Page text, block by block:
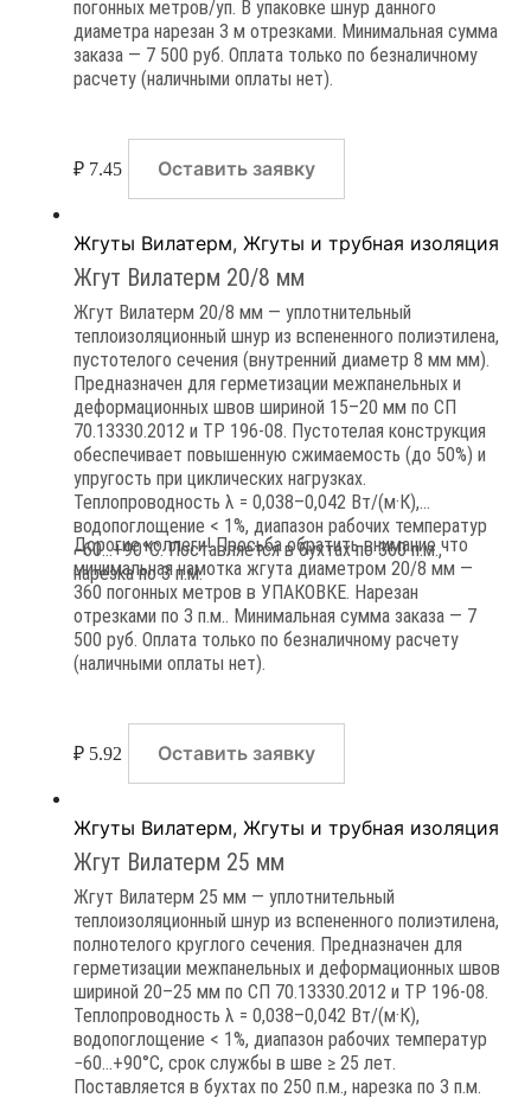
погонных метров/уп. В упаковке шнур данного
диаметра нарезан 3 м отрезками. Минимальная сумма
заказа — 7 500 руб. Оплата только по безналичному
расчету (наличными оплаты нет).
₽ 7.45 Оставить заявку
Жгуты Вилатерм,Жгуты и трубная изоляция
Жгут Вилатерм 20/8 мм
Жгут Вилатерм 20/8 мм — уплотнительный
теплоизоляционный шнур из вспененного полиэтилена,
пустотелого сечения (внутренний диаметр 8 мм мм).
Предназначен для герметизации межпанельных и
деформационных швов шириной 15–20 мм по СП
70.13330.2012 и ТР 196-08. Пустотелая конструкция
обеспечивает повышенную сжимаемость (до 50%) и
упругость при циклических нагрузках.
Теплопроводность λ = 0,038–0,042 Вт/(м·К),
водопоглощение < 1%, диапазон рабочих температур
−60…+90°C. Поставляется в бухтах по 360 п.м.,
нарезка по 3 п.м.
Дорогие коллеги! Просьба обратить внимание что
минимальная намотка жгута диаметром 20/8 мм —
360 погонных метров в УПАКОВКЕ. Нарезан
отрезками по 3 п.м.. Минимальная сумма заказа — 7
500 руб. Оплата только по безналичному расчету
(наличными оплаты нет).
₽ 5.92 Оставить заявку
Жгуты Вилатерм,Жгуты и трубная изоляция
Жгут Вилатерм 25 мм
Жгут Вилатерм 25 мм — уплотнительный
теплоизоляционный шнур из вспененного полиэтилена,
полнотелого круглого сечения. Предназначен для
герметизации межпанельных и деформационных швов
шириной 20–25 мм по СП 70.13330.2012 и ТР 196-08.
Теплопроводность λ = 0,038–0,042 Вт/(м·К),
водопоглощение < 1%, диапазон рабочих температур
−60…+90°C, срок службы в шве ≥ 25 лет.
Поставляется в бухтах по 250 п.м., нарезка по 3 п.м.